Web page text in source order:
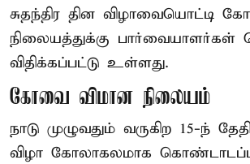
சுதந்திர தின விழாவையொட்டி
நிலையத்துக்கு
விதிக்கப்பட்டு உள்ளது.
கோவை விமான நிலையம்
நாடு முழுவதும் வருகிற 15-ந்
விழா கோலாகலமாக